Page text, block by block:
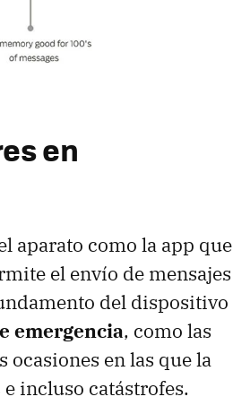
en
aparato como la app que
el envío de mensajes
del dispositivo
emergencia, como las
ocasiones en las que la
incluso catástrofes.